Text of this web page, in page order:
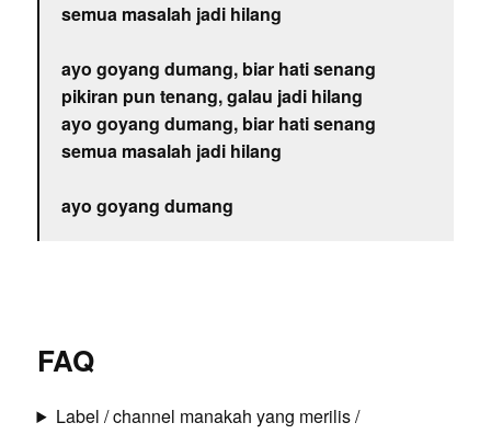
semua masalah jadi hilang
ayo goyang dumang, biar hati senang
pikiran pun tenang, galau jadi hilang
ayo goyang dumang, biar hati senang
semua masalah jadi hilang
ayo goyang dumang
FAQ
Label / channel manakah yang merilis /